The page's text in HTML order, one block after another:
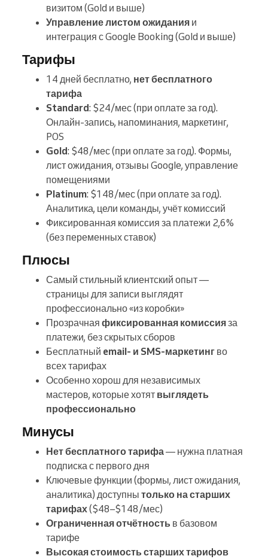
визитом (Gold и выше)
Управление листом ожидания и
интеграция с Google Booking (Gold и выше)
Тарифы
14 дней бесплатно, нет бесплатного
тарифа
Standard: $24/мес (при оплате за год).
Онлайн-запись, напоминания, маркетинг,
POS
Gold: $48/мес (при оплате за год). Формы,
лист ожидания, отзывы Google, управление
помещениями
Platinum: $148/мес (при оплате за год).
Аналитика, цели команды, учёт комиссий
Фиксированная комиссия за платежи 2,6%
(без переменных ставок)
Плюсы
Самый стильный клиентский опыт —
страницы для записи выглядят
профессионально «из коробки»
Прозрачная фиксированная комиссияза
платежи, без скрытых сборов
Бесплатный email- и SMS-маркетинг во
всех тарифах
Особенно хорош для независимых
мастеров, которые хотят выглядеть
профессионально
Минусы
Нет бесплатного тарифа— нужна платная
подписка с первого дня
Ключевые функции (формы, лист ожидания,
аналитика) доступны только на старших
тарифах($48–$148/мес)
Ограниченная отчётность в базовом
тарифе
Высокая стоимость старших тарифов